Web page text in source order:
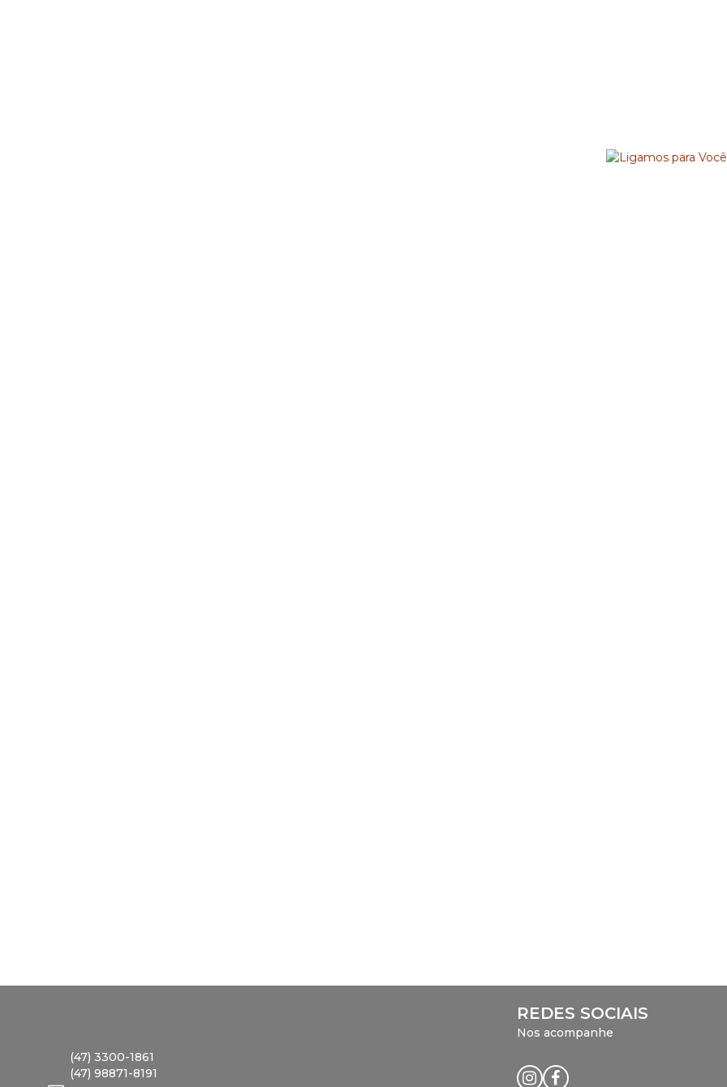
(47) 3300-1861
(47) 98871-8191
REDES SOCIAIS
Nos acompanhe